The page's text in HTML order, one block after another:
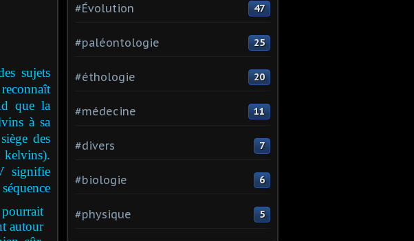
sujets
que la
à sa
des
kelvins).
signifie
#Évolution 47
#paléontologie 25
#éthologie 20
#médecine 11
#divers 7
#biologie 6
#physique 5